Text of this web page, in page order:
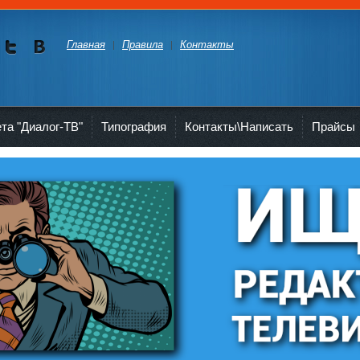
Главная Правила Контакты
"Диалог-ТВ" Типография Контакты\Написать Прайсы